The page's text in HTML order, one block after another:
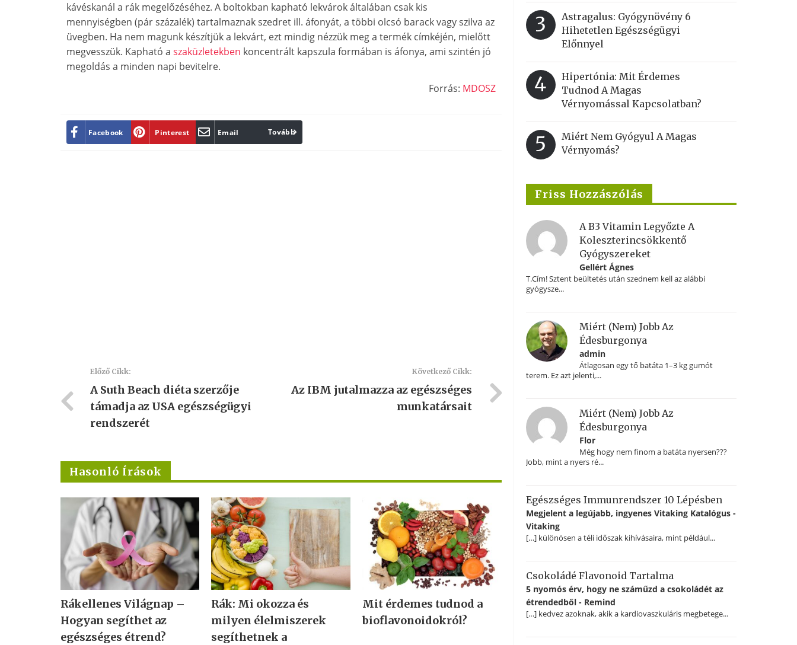
kávéskanál a rák megelőzéséhez. A boltokban kapható lekvárok általában csak kis
mennyiségben (pár százalék) tartalmaznak szedret ill. áfonyát, a többi olcsó barack vagy szilva az
üvegben. Ha nem magunk készítjük a lekvárt, ezt mindig nézzük meg a termék címkéjén, mielőtt
megvesszük. Kapható a szaküzletekben koncentrált kapszula formában is áfonya, ami szintén jó
megoldás a minden napi bevitelre.
Forrás: MDOSZ
Facebook Pinterest Email Print
Tovább
Előző Cikk:
A Suth Beach diéta szerzője
támadja az USA egészségügyi
rendszerét
Következő Cikk:
Az IBM jutalmazza az egészséges
munkatársait
Hasonló Írások
Rákellenes Világnap –
Hogyan segíthet az
egészséges étrend?
Rák: Mi okozza és
milyen élelmiszerek
segíthetnek a
Mit érdemes tudnod a
bioflavonoidokról?
3
Astragalus: Gyógynövény 6
Hihetetlen Egészségügyi
Előnnyel
4
Hipertónia: Mit Érdemes
Tudnod A Magas
Vérnyomással Kapcsolatban?
5
Miért Nem Gyógyul A Magas
Vérnyomás?
Friss Hozzászólás
A B3 Vitamin Legyőzte A
Koleszterincsökkentő
Gyógyszereket
Gellért Ágnes
T.Cím! Sztent beültetés után szednem kell az alábbi
gyógysze...
Miért (nem) Jobb Az
Édesburgonya
admin
Átlagosan egy tő batáta 1–3 kg gumót
terem. Ez azt jelenti,...
Miért (nem) Jobb Az
Édesburgonya
Flor
Még hogy nem finom a batáta nyersen???
Jobb, mint a nyers ré...
Egészséges Immunrendszer 10 Lépésben
Megjelent a legújabb, ingyenes Vitaking Katalógus -
Vitaking
[…] különösen a téli időszak kihívásaira, mint például...
Csokoládé Flavonoid Tartalma
5 nyomós érv, hogy ne száműzd a csokoládét az
étrendedből - Remind
[…] kedvez azoknak, akik a kardiovaszkuláris megbetege...